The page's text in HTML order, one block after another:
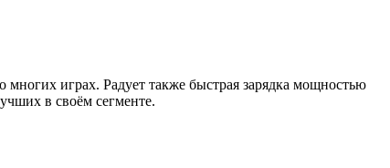
играх. Радует также быстрая зарядка мощностью
в своём сегменте.